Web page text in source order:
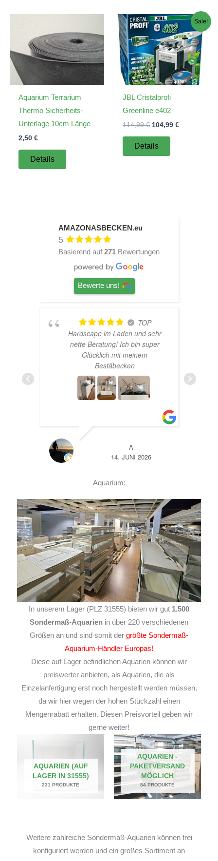
Aquarium Terrarium
Thermo Sicherheits-
Unterlage 10cm Länge
2,50 €
Details
Sale!
JBL Cristalprofi
Greenline e402
114,99€ Ursprünglicher
114,99 €
104,99 €Aktueller
Details
AMAZONASBECKEN.eu
5
Basierend auf 271 Bewertungen
Bewerte uns!
TOP
Hardscape im Laden und sehr
nette Beratung! Ich bin super
Glücklich mit meinem
Beståbecken
A
14. JUNI 2026
Aquarium:
In unserem Lager (PLZ 31555) bieten wir gut 1.500
Sondermaß-Aquarien in über 220 verschiedenen
Größen an und sind somit der größte Sondermaß-
Aquarium-Händler Europas!
Diese auf Lager befindlichen Aquarien können wir
preiswerter anbieten, als Aquarien, die als
Einzelanfertigung erst noch hergestellt werden müssen,
da wir hier wegen der hohen Stückzahl einen
Mengenrabatt erhalten. Diesen Preisvorteil geben wir
gerne weiter!
AQUARIEN (AUF
LAGER IN 31555)
231 PRODUKTE
AQUARIEN -
PAKETVERSAND
MÖGLICH
84 PRODUKTE
Weitere zahlreiche Sondermaß-Aquarien können frei
konfiguriert werden und ein großes Sortiment an